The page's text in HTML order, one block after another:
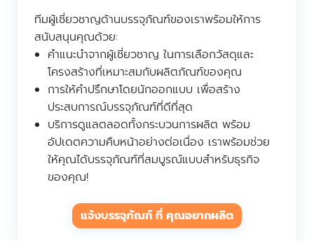
ทีมผู้เชี่ยวชาญด้านบรรจุภัณฑ์ของเราพร้อมให้การ
สนับสนุนคุณด้วย:
คำแนะนำจากผู้เชี่ยวชาญ ในการเลือกวัสดุและ
โครงสร้างที่เหมาะสมกับผลิตภัณฑ์ของคุณ
การให้คำปรึกษาโดยนักออกแบบ เพื่อสร้าง
ประสบการณ์บรรจุภัณฑ์ที่ดีที่สุด
บริการดูแลตลอดทั้งกระบวนการผลิต พร้อม
อัปเดตความคืบหน้าอย่างต่อเนื่อง เราพร้อมช่วย
ให้คุณได้บรรจุภัณฑ์ที่สมบูรณ์แบบสำหรับธุรกิจ
ของคุณ!
แจ้งบรรจุภัณฑ์ ที่ คุณอยากผลิต